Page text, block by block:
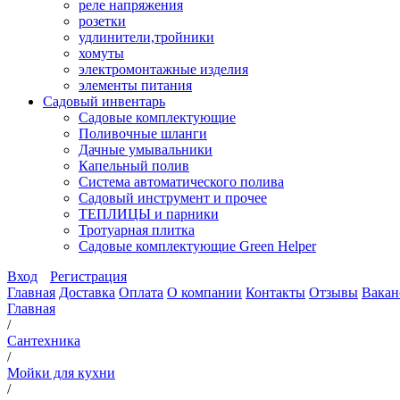
реле напряжения
розетки
удлинители,тройники
хомуты
электромонтажные изделия
элементы питания
Садовый инвентарь
Садовые комплектующие
Поливочные шланги
Дачные умывальники
Капельный полив
Система автоматического полива
Садовый инструмент и прочее
ТЕПЛИЦЫ и парники
Тротуарная плитка
Садовые комплектующие Green Helper
Вход
Регистрация
Главная Доставка Оплата О компании Контакты Отзывы
Главная
/
Сантехника
/
Мойки для кухни
/